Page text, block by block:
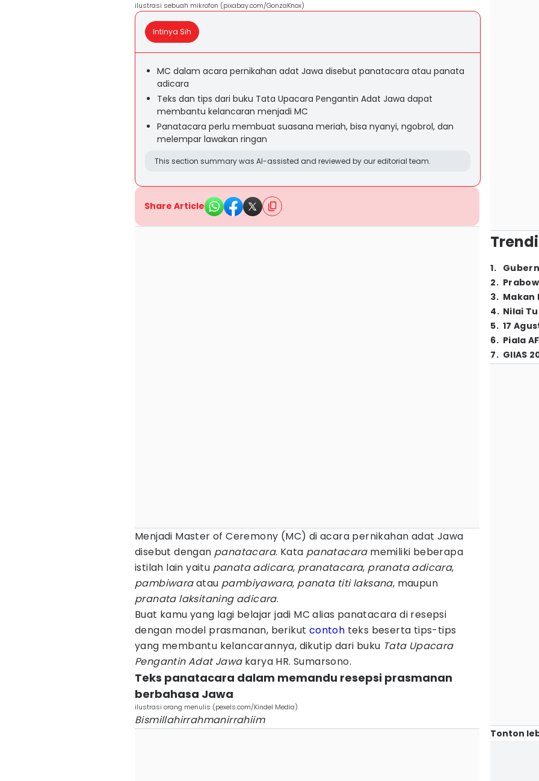
ilustrasi sebuah mikrofon (pixabay.com/GonzaKnox)
Intinya Sih
MC dalam acara pernikahan adat Jawa disebut panatacara atau panata
adicara
Teks dan tips dari buku Tata Upacara Pengantin Adat Jawa dapat
membantu kelancaran menjadi MC
Panatacara perlu membuat suasana meriah, bisa nyanyi, ngobrol, dan
melempar lawakan ringan
This section summary was AI-assisted and reviewed by our editorial team.
Share Article
Menjadi Master of Ceremony (MC) di acara pernikahan adat Jawa
disebut dengan panatacara. Kata panatacaramemiliki beberapa
istilah lain yaitu panata adicara, pranatacara, pranata adicara,
pambiwaraatau pambiyawara, panata titi laksana, maupun
pranata laksitaning adicara.
Buat kamu yang lagi belajar jadi MC alias panatacara di resepsi
dengan model prasmanan, berikut contoh teks beserta tips-tips
yang membantu kelancarannya, dikutip dari buku Tata Upacara
Pengantin Adat Jawakarya HR. Sumarsono.
Teks panatacara dalam memandu resepsi prasmanan
berbahasa Jawa
ilustrasi orang menulis (pexels.com/Kindel Media)
Bismillahirrahmanirrahiim
1.
2.
3. Makan
4. Nilai
5. 17
6. Piala
7. GIIAS
Tonton